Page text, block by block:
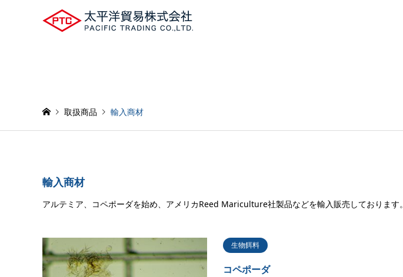
取扱商品 輸入商材
輸入商材
アルテミア、コペポーダを始め、アメリカReed Mariculture社製品などを輸入販売しております。
生物餌料
コペポーダ